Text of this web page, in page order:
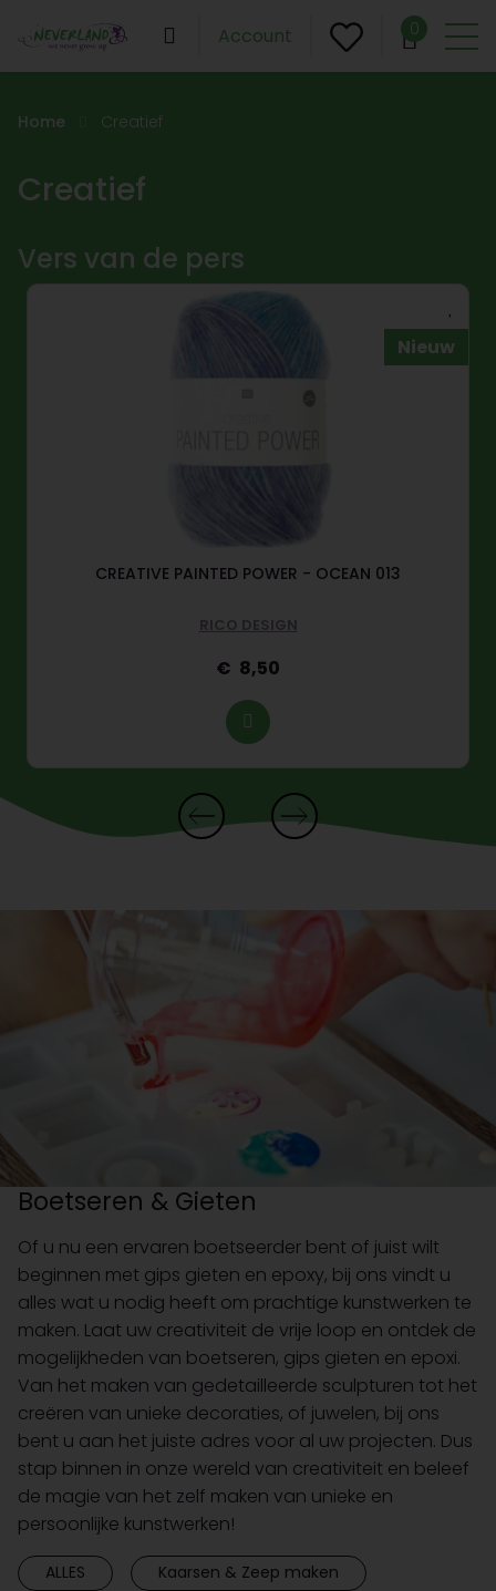
Account 0
Home Creatief
Creatief
Vers van de pers
Nieuw
CREATIVE PAINTED POWER - OCEAN 013
RICO DESIGN
8,50
Boetseren & Gieten
Of u nu een ervaren boetseerder bent of juist wilt
beginnen met gips gieten en epoxy, bij ons vindt u
alles wat u nodig heeft om prachtige kunstwerken te
maken. Laat uw creativiteit de vrije loop en ontdek de
mogelijkheden van boetseren, gips gieten en epoxi.
Van het maken van gedetailleerde sculpturen tot het
creëren van unieke decoraties, of juwelen, bij ons
bent u aan het juiste adres voor al uw projecten. Dus
stap binnen in onze wereld van creativiteit en beleef
de magie van het zelf maken van unieke en
persoonlijke kunstwerken!
ALLES Kaarsen & Zeep maken